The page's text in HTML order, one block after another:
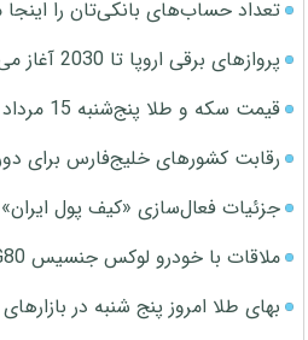
تعداد حساب‌های بانکی‌تان را
پروازهای برقی اروپا تا 2030 آغاز می‌شود
قیمت سکه و طلا پنج‌شنبه 15 مرداد 1405
رقابت کشورهای خلیج‌فارس برای
جزئیات فعال‌سازی «کیف پول
ملاقات با خودرو لوکس جنسیس G80 در ایران
بهای طلا امروز پنج شنبه در